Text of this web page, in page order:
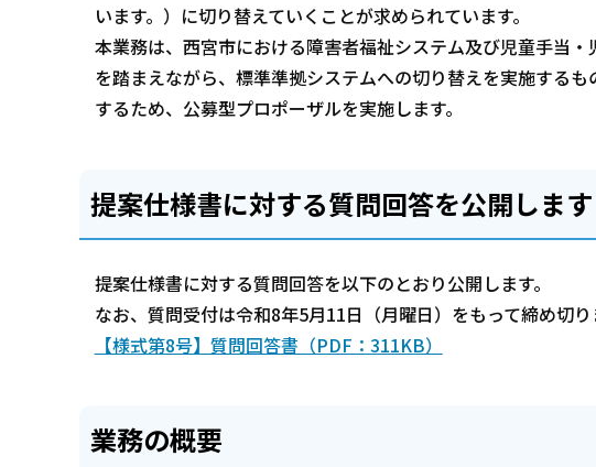
います。）に切り替えていくことが求められています。
本業務は、西宮市における障害者福祉システム及び児童手当
を踏まえながら、標準準拠システムへの切り替えを実施する
するため、公募型プロポーザルを実施します。
提案仕様書に対する質問回答を公開します
提案仕様書に対する質問回答を以下のとおり公開します。
なお、質問受付は令和8年5月11日（月曜日）をもって締め切り
【様式第8号】質問回答書（PDF：311KB）
業務の概要